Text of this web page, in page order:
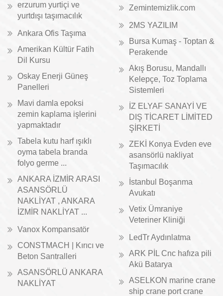
erzurum yurtiçi ve
yurtdışı taşımacılık
Ankara Ofis Taşıma
Amerikan Kültür Fatih
Dil Kursu
Oskay Enerji Güneş
Panelleri
Mavi damla epoksi
zemin kaplama işlerini
yapmaktadır
Tabela kutu harf ışıklı
oyma tabela branda
folyo germe ...
ANKARA İZMİR ARASI
ASANSÖRLÜ
NAKLİYAT , ANKARA
İZMİR NAKLİYAT ...
Vanox Kompansatör
CONSTMACH | Kırıcı ve
Beton Santralleri
ASANSÖRLÜ ANKARA
NAKLİYAT
Zemintemizlik.com
2MS YAZILIM
Bursa Kumaş - Toptan &
Perakende
Akış Borusu, Mandallı
Kelepçe, Toz Toplama
Sistemleri
İZ ELYAF SANAYİ VE
DIŞ TİCARET LİMİTED
ŞİRKETİ
ZEKİ Konya Evden eve
asansörlü nakliyat
Taşımacılık
İstanbul Boşanma
Avukatı
Vetix Ümraniye
Veteriner Kliniği
LedTr Aydınlatma
ARK PİL Cnc hafıza pili
Akü Batarya
ASELKON marine crane
ship crane port crane